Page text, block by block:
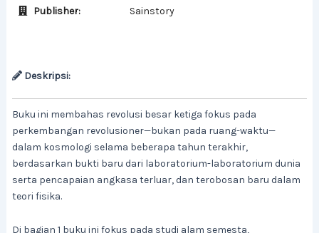
Publisher: Sainstory
Deskripsi:
Buku ini membahas revolusi besar ketiga fokus pada
perkembangan revolusioner—bukan pada ruang-waktu—
dalam kosmologi selama beberapa tahun terakhir,
berdasarkan bukti baru dari laboratorium-laboratorium dunia
serta pencapaian angkasa terluar, dan terobosan baru dalam
teori fisika.
Di bagian 1 buku ini fokus pada studi alam semesta,